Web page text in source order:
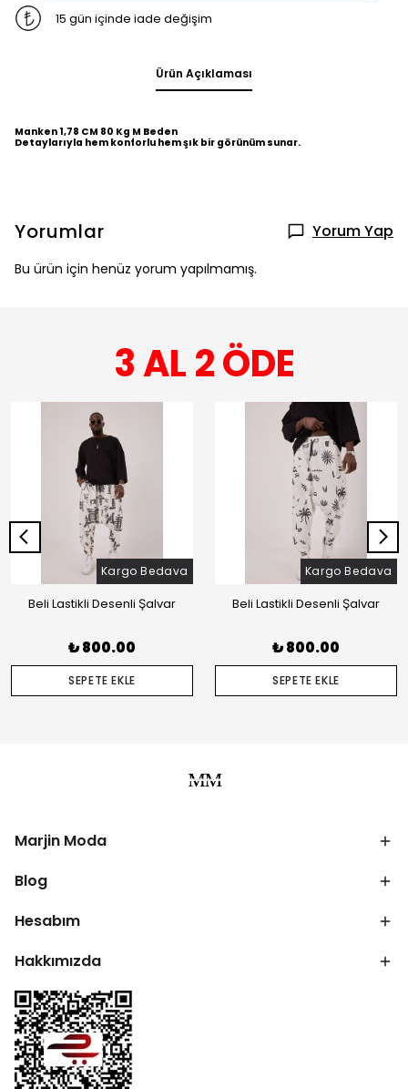
15 gün içinde iade değişim
Ürün Açıklaması
Manken 1,78 CM 80 Kg M Beden
Detaylarıyla hem konforlu hem şık bir görünüm sunar.
Yorumlar Yorum Yap
Bu ürün için henüz yorum yapılmamış.
3 AL 2 ÖDE
Kargo Bedava
Beli Lastikli Desenli Şalvar
₺ 800.00
SEPETE EKLE
Kargo Bedava
Beli Lastikli Desenli Şalvar
₺ 800.00
SEPETE EKLE
Marjin Moda
Blog
Hesabım
Hakkımızda